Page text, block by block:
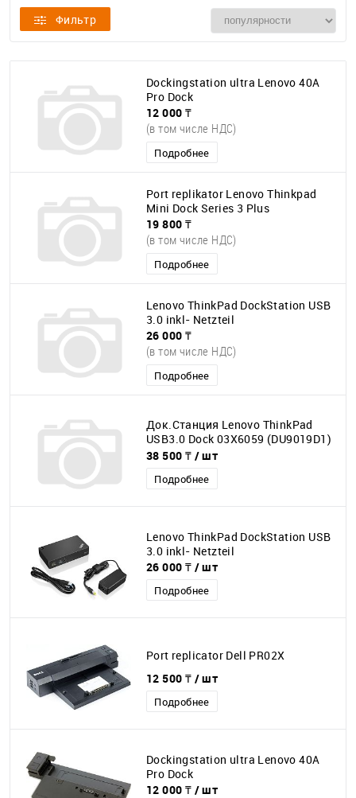
Фильтр
Dockingstation ultra Lenovo 40A
Pro Dock
12 000 ₸
(в том числе НДС)
Подробнее
Port replikator Lenovo Thinkpad
Mini Dock Series 3 Plus
19 800 ₸
(в том числе НДС)
Подробнее
Lenovo ThinkPad DockStation USB
3.0 inkl- Netzteil
26 000 ₸
(в том числе НДС)
Подробнее
Док.Станция Lenovo ThinkPad
USB3.0 Dock 03X6059 (DU9019D1)
Docking.
38 500 ₸ / шт
Подробнее
Lenovo ThinkPad DockStation USB
3.0 inkl- Netzteil
26 000 ₸ / шт
Подробнее
Port replicator Dell PR02X
12 500 ₸ / шт
Подробнее
Dockingstation ultra Lenovo 40A
Pro Dock
12 000 ₸ / шт